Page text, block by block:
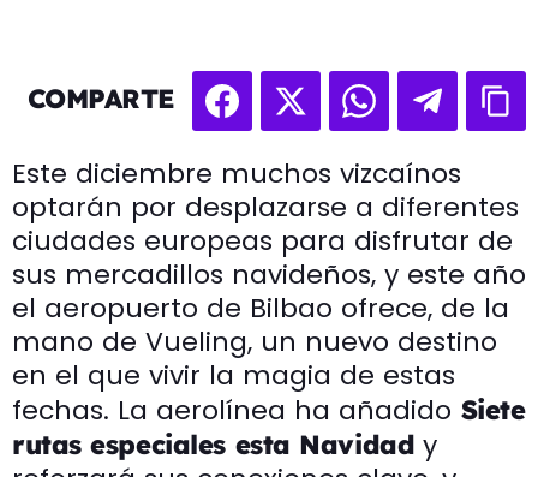
COMPARTE
Este diciembre muchos vizcaínos
optarán por desplazarse a diferentes
ciudades europeas para disfrutar de
sus mercadillos navideños, y este año
el aeropuerto de Bilbao ofrece, de la
mano de Vueling, un nuevo destino
en el que vivir la magia de estas
fechas. La aerolínea ha añadido Siete
rutas especiales esta Navidad y